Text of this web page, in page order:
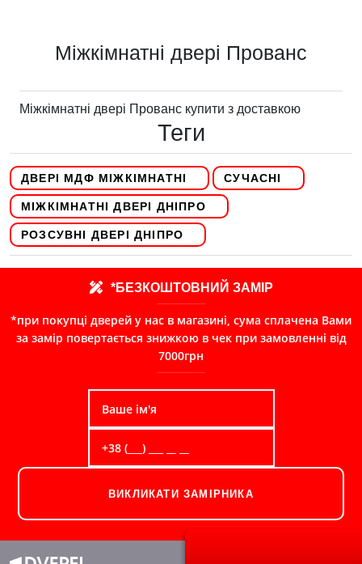
Міжкімнатні двері Прованс
Міжкімнатні двері Прованс купити з доставкою
Теги
ДВЕРІ МДФ МІЖКІМНАТНІ СУЧАСНІ
МІЖКІМНАТНІ ДВЕРІ ДНІПРО
РОЗСУВНІ ДВЕРІ ДНІПРО
*БЕЗКОШТОВНИЙ ЗАМІР
*при покупці дверей у нас в магазині, сума сплачена Вами
за замір повертається знижкою в чек при замовленні від
7000грн
ВИКЛИКАТИ ЗАМІРНИКА